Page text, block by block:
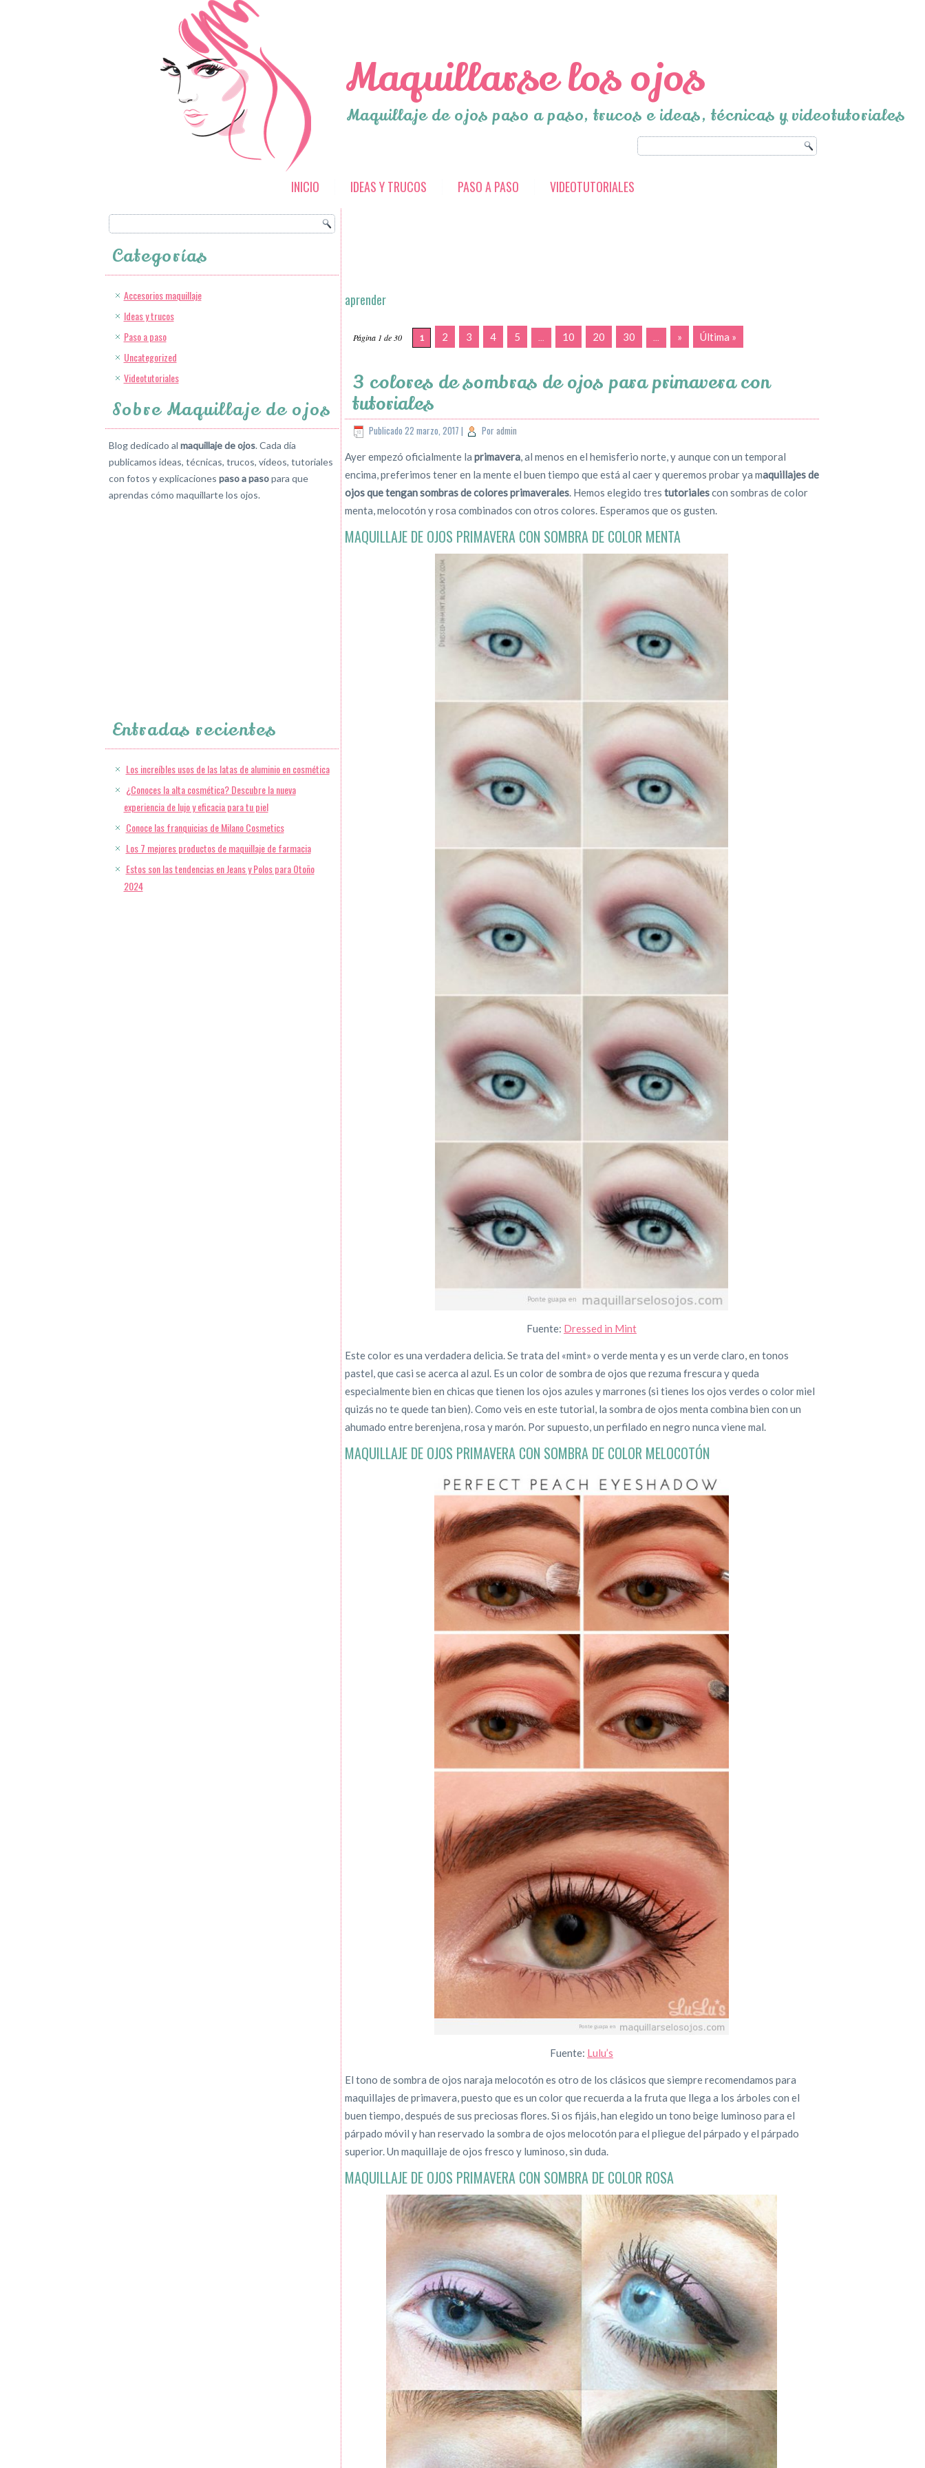
Maquillarse los ojos
Maquillaje de ojos paso a paso, trucos e ideas, técnicas y videotutoriales
INICIO IDEAS Y TRUCOS PASO A PASO VIDEOTUTORIALES
Categorías
Accesorios maquillaje
Ideas y trucos
Paso a paso
Uncategorized
Videotutoriales
Sobre Maquillaje de ojos
Blog dedicado al maquillaje de ojos. Cada día
publicamos ideas, técnicas, trucos, vídeos, tutoriales
con fotos y explicaciones paso a pasopara que
aprendas cómo maquillarte los ojos.
Entradas recientes
Los increíbles usos de las latas de aluminio en cosmética
¿Conoces la alta cosmética? Descubre la nueva
experiencia de lujo y eficacia para tu piel
Conoce las franquicias de Milano Cosmetics
Los 7 mejores productos de maquillaje de farmacia
Estos son las tendencias en Jeans y Polos para Otoño
2024
aprender
Página 1 de 30 1 2 3 4 5 ... 10 20 30 ... » Última »
3 colores de sombras de ojos para primavera con
tutoriales
Publicado 22 marzo, 2017 | Poradmin
Ayer empezó oficialmente la primavera, al menos en el hemisferio norte, y aunque con un temporal
encima, preferimos tener en la mente el buen tiempo que está al caer y queremos probar ya maquillajes de
ojos que tengan sombras de colores primaverales. Hemos elegido tres tutorialescon sombras de color
menta, melocotón y rosa combinados con otros colores. Esperamos que os gusten.
MAQUILLAJE DE OJOS PRIMAVERA CON SOMBRA DE COLOR MENTA
Fuente: Dressed in Mint
Este color es una verdadera delicia. Se trata del «mint» o verde menta y es un verde claro, en tonos
pastel, que casi se acerca al azul. Es un color de sombra de ojos que rezuma frescura y queda
especialmente bien en chicas que tienen los ojos azules y marrones (si tienes los ojos verdes o color miel
quizás no te quede tan bien). Como veis en este tutorial, la sombra de ojos menta combina bien con un
ahumado entre berenjena, rosa y marón. Por supuesto, un perfilado en negro nunca viene mal.
MAQUILLAJE DE OJOS PRIMAVERA CON SOMBRA DE COLOR MELOCOTÓN
Fuente: Lulu’s
El tono de sombra de ojos naraja melocotón es otro de los clásicos que siempre recomendamos para
maquillajes de primavera, puesto que es un color que recuerda a la fruta que llega a los árboles con el
buen tiempo, después de sus preciosas flores. Si os fijáis, han elegido un tono beige luminoso para el
párpado móvil y han reservado la sombra de ojos melocotón para el pliegue del párpado y el párpado
superior. Un maquillaje de ojos fresco y luminoso, sin duda.
MAQUILLAJE DE OJOS PRIMAVERA CON SOMBRA DE COLOR ROSA